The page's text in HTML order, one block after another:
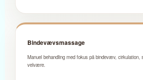
Bindevævsmassage
Manuel behandling med fokus på bindevæv, cirkulation,
velvære.